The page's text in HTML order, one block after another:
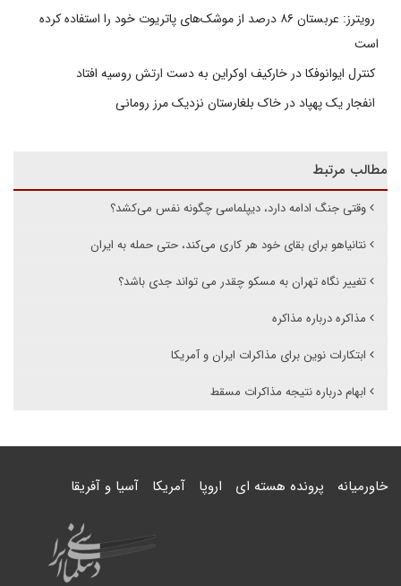
رویترز: عربستان ۸۶ درصد از موشک‌های پاتریوت خود را استفاده کرده
است
کنترل ایوانوفکا در خارکیف اوکراین به دست ارتش روسیه افتاد
انفجار یک پهپاد در خاک بلغارستان نزدیک مرز رومانی
مطالب مرتبط
وقتی جنگ ادامه دارد، دیپلماسی چگونه نفس می‌کشد؟
نتانیاهو برای بقای خود هر کاری می‌کند، حتی حمله به ایران
تغییر نگاه تهران به مسکو چقدر می تواند جدی باشد؟
مذاکره درباره مذاکره
ابتکارات نوین برای مذاکرات ایران و آمریکا
ابهام درباره نتیجه مذاکرات مسقط
خاورمیانه پرونده هسته ای اروپا آمریکا آسیا و آفریقا